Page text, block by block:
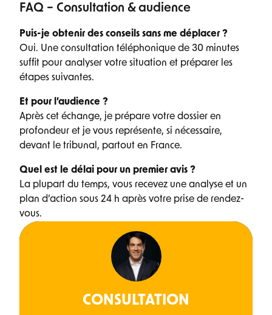
FAQ – Consultation & audience
Puis-je obtenir des conseils sans me déplacer ?
Oui. Une consultation téléphonique de 30 minutes
suffit pour analyser votre situation et préparer les
étapes suivantes.
Et pour l’audience ?
Après cet échange, je prépare votre dossier en
profondeur et je vous représente, si nécessaire,
devant le tribunal, partout en France.
Quel est le délai pour un premier avis ?
La plupart du temps, vous recevez une analyse et un
plan d’action sous 24 h après votre prise de rendez-
vous.
CONSULTATION